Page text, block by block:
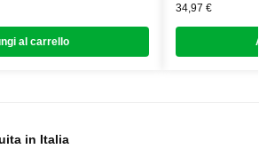
al carrello
34,97 €
in Italia